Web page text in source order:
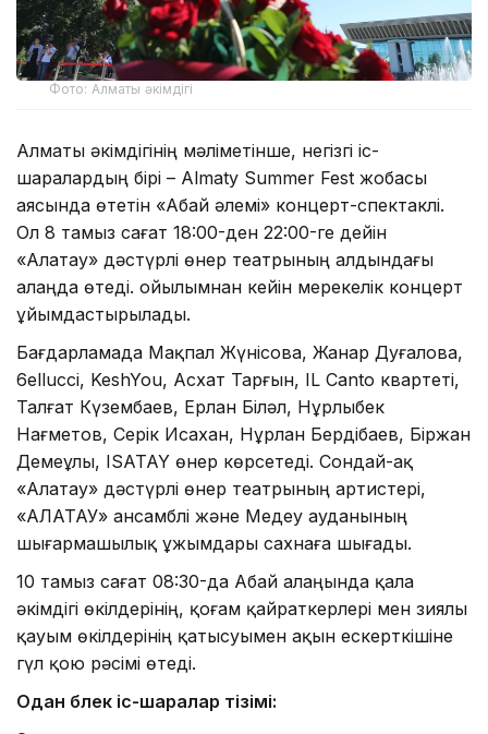
Фото: Алматы әкімдігі
Алматы әкімдігінің мәліметінше, негізгі іс-
шаралардың бірі – Almaty Summer Fest жобасы
аясында өтетін «Абай әлемі» концерт-спектаклі.
Ол 8 тамыз сағат 18:00-ден 22:00-ге дейін
«Алатау» дәстүрлі өнер театрының алдындағы
алаңда өтеді. Қойылымнан кейін мерекелік концерт
ұйымдастырылады.
Бағдарламада Мақпал Жүнісова, Жанар Дуғалова,
6ellucci, KeshYou, Асхат Тарғын, IL Canto квартеті,
Талғат Күзембаев, Ерлан Біләл, Нұрлыбек
Нағметов, Серік Исахан, Нұрлан Бердібаев, Біржан
Демеұлы, ISATAY өнер көрсетеді. Сондай-ақ
«Алатау» дәстүрлі өнер театрының артистері,
«АЛАТАУ» ансамблі және Медеу ауданының
шығармашылық ұжымдары сахнаға шығады.
10 тамыз сағат 08:30-да Абай алаңында қала
әкімдігі өкілдерінің, қоғам қайраткерлері мен зиялы
қауым өкілдерінің қатысуымен ақын ескерткішіне
гүл қою рәсімі өтеді.
Одан бөлек іс-шаралар тізімі: